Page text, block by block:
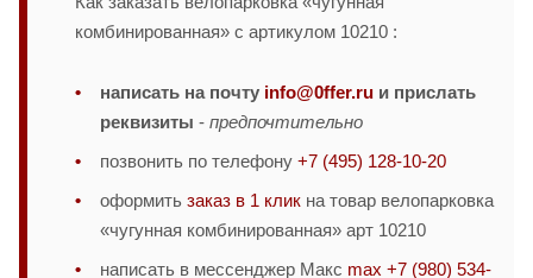
комбинированная» с артикулом 10210 :
написать на почту info@0ffer.ru и прислать
реквизиты - предпочтительно
позвонить по телефону +7 (495) 128-10-20
оформить заказ в 1 клик на товар велопарковка
«чугунная комбинированная» арт 10210
написать в мессенджер Макс max +7 (980) 534-